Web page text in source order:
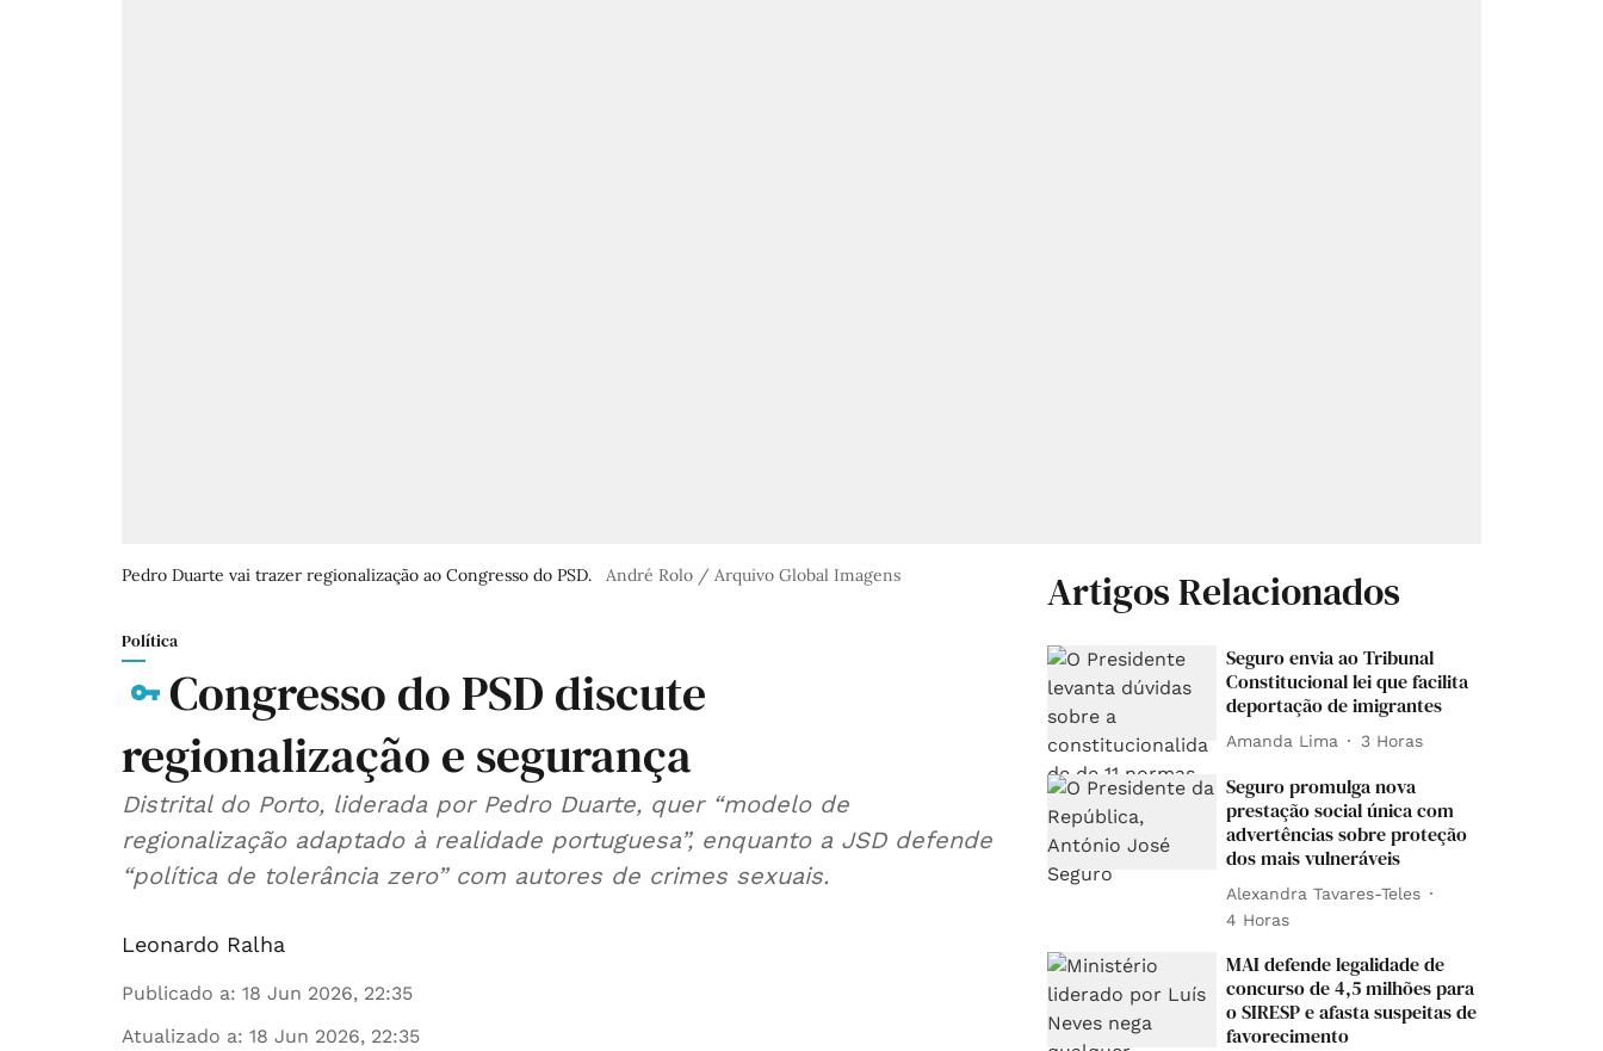
Pedro Duarte vai trazer regionalização ao Congresso do PSD. André Rolo / Arquivo Global Imagens
Política
Congresso do PSD discute
regionalização e segurança
Distrital do Porto, liderada por Pedro Duarte, quer “modelo de
regionalização adaptado à realidade portuguesa”, enquanto a JSD defende
“política de tolerância zero” com autores de crimes sexuais.
Leonardo Ralha
Publicado a: 18 Jun 2026, 22:35
Atualizado a: 18 Jun 2026, 22:35
Artigos Relacionados
Seguro envia ao Tribunal
Constitucional lei que facilita
deportação de imigrantes
Amanda Lima 3 Horas
Seguro promulga nova
prestação social única com
advertências sobre proteção
dos mais vulneráveis
Alexandra Tavares-Teles
4 Horas
MAI defende legalidade de
concurso de 4,5 milhões para
o SIRESP e afasta suspeitas de
favorecimento